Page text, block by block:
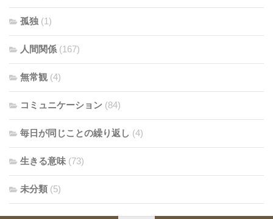
孤独 (1)
人間関係 (167)
無常観 (4)
コミュニケーション (84)
毎日が同じことの繰り返し (4)
生きる意味 (73)
未分類 (5)